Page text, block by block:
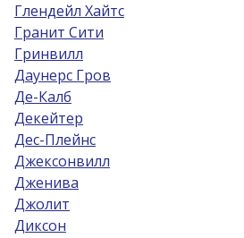
Глендейл Хайтс
Гранит Сити
Гринвилл
Даунерс Гров
Де-Калб
Декейтер
Дес-Плейнс
Джексонвилл
Дженива
Джолит
Диксон